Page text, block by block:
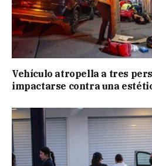
Vehículo atropella a tres
impactarse contra una